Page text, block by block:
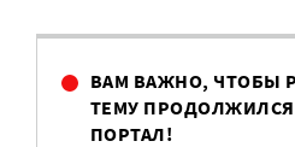
ВАМ ВАЖНО, ЧТОБЫ
ТЕМУ
ПОРТАЛ!